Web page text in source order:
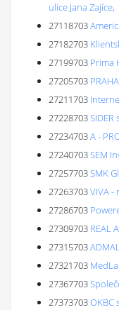
ulice Jana
27118703
27182703
27199703 Prima
27205703
27211703
27228703SIDER
27234703A -
27240703SEM
27257703SMK
27263703VIVA -
27286703
27309703 REAL
27315703
27321703
27367703
27373703OKBC